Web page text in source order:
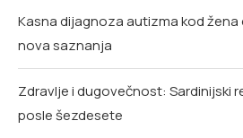
Kasna dijagnoza autizma kod žena
nova saznanja
Zdravlje i dugovečnost: Sardinijski
posle šezdesete